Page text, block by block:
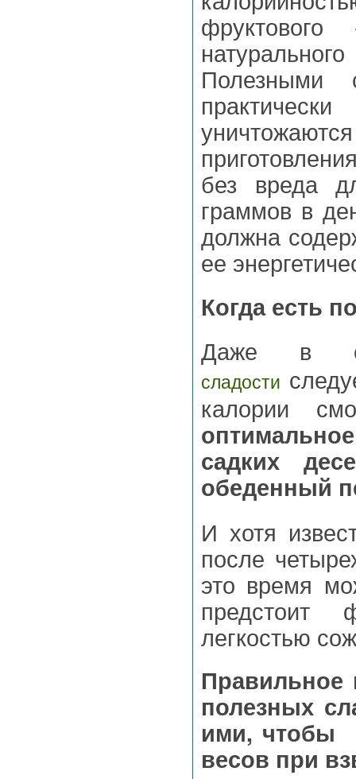
Полезными
без вреда
граммов в
должна
ее
Когда есть
Даже в
сладости
калории
садких
обеденный
И хотя
после
это время
предстоит
легкостью
Правильное
полезных
ими, чтобы
весов при